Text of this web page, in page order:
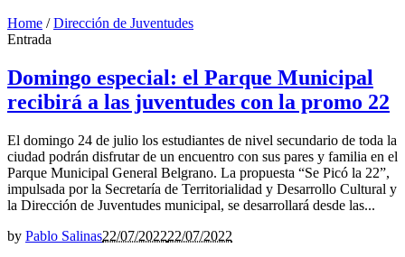
Home /Dirección de Juventudes
Entrada
Domingo especial: el Parque Municipal
recibirá a las juventudes con la promo 22
El domingo 24 de julio los estudiantes de nivel secundario de toda la
ciudad podrán disfrutar de un encuentro con sus pares y familia en el
Parque Municipal General Belgrano. La propuesta “Se Picó la 22”,
impulsada por la Secretaría de Territorialidad y Desarrollo Cultural y
la Dirección de Juventudes municipal, se desarrollará desde las...
by Pablo Salinas22/07/202222/07/2022